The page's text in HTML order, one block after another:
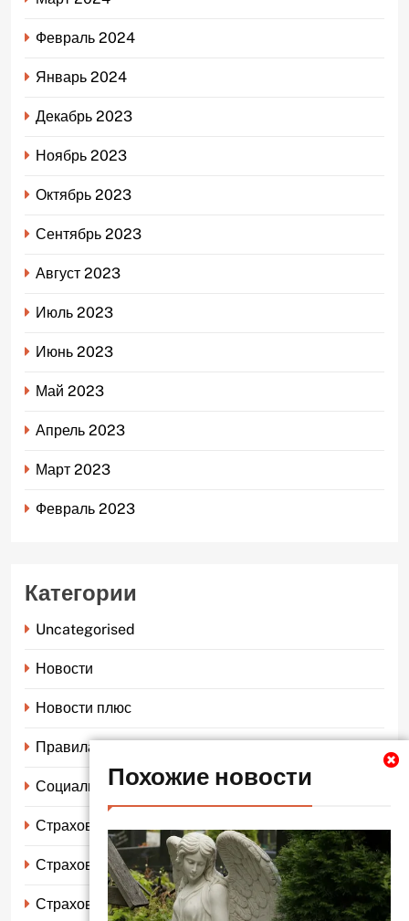
Похожие новости
Февраль 2024
Январь 2024
Декабрь 2023
Ноябрь 2023
Октябрь 2023
Сентябрь 2023
Август 2023
Июль 2023
Июнь 2023
Май 2023
Апрель 2023
Март 2023
Февраль 2023
Категории
Uncategorised
Новости
Новости плюс
Правила страхования
Социальное страхование
Страхование автомобиля
Страхование жизни
Страхование имущества